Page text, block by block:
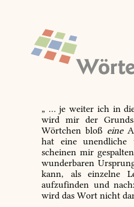
„ … je weiter ich in
wird mir der
Wörtchen bloß eine
hat eine unendliche
scheinen mir
wunderbaren
kann, als einzelne
aufzufinden und
wird das Wort nicht